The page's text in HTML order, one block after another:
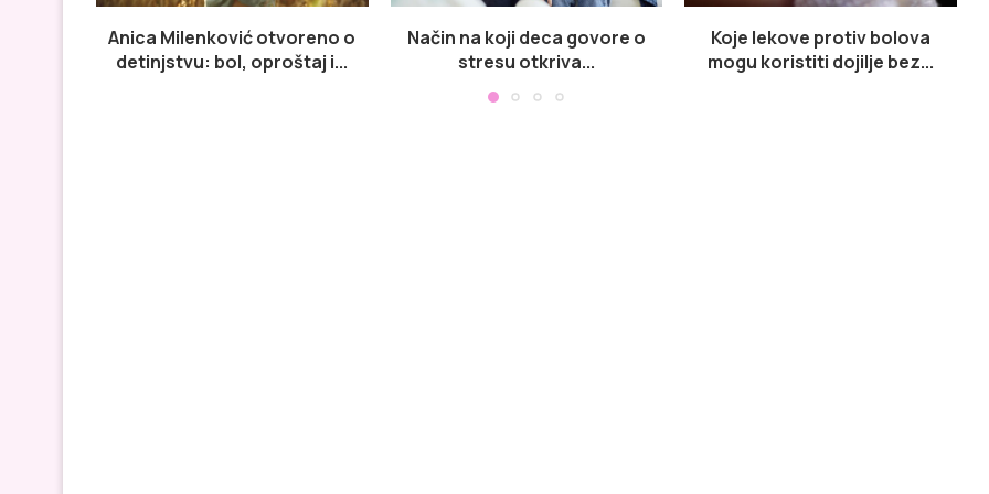
Anica Milenković otvoreno o
detinjstvu: bol, oproštaj i...
Način na koji deca govore o
stresu otkriva...
Koje lekove protiv bolova
mogu koristiti dojilje bez...